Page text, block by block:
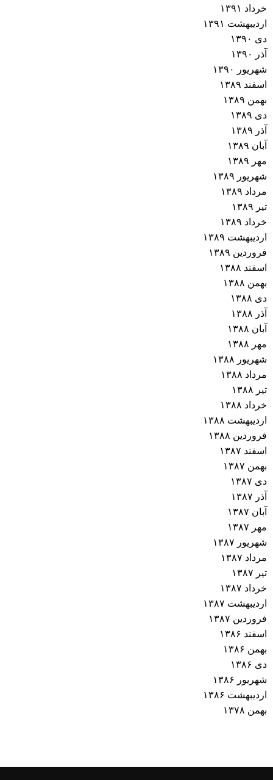
خرداد ۱۳۹۱
اردیبهشت ۱۳۹۱
دی ۱۳۹۰
آذر ۱۳۹۰
شهریور ۱۳۹۰
اسفند ۱۳۸۹
بهمن ۱۳۸۹
دی ۱۳۸۹
آذر ۱۳۸۹
آبان ۱۳۸۹
مهر ۱۳۸۹
شهریور ۱۳۸۹
مرداد ۱۳۸۹
تیر ۱۳۸۹
خرداد ۱۳۸۹
اردیبهشت ۱۳۸۹
فروردین ۱۳۸۹
اسفند ۱۳۸۸
بهمن ۱۳۸۸
دی ۱۳۸۸
آذر ۱۳۸۸
آبان ۱۳۸۸
مهر ۱۳۸۸
شهریور ۱۳۸۸
مرداد ۱۳۸۸
تیر ۱۳۸۸
خرداد ۱۳۸۸
اردیبهشت ۱۳۸۸
فروردین ۱۳۸۸
اسفند ۱۳۸۷
بهمن ۱۳۸۷
دی ۱۳۸۷
آذر ۱۳۸۷
آبان ۱۳۸۷
مهر ۱۳۸۷
شهریور ۱۳۸۷
مرداد ۱۳۸۷
تیر ۱۳۸۷
خرداد ۱۳۸۷
اردیبهشت ۱۳۸۷
فروردین ۱۳۸۷
اسفند ۱۳۸۶
بهمن ۱۳۸۶
دی ۱۳۸۶
شهریور ۱۳۸۶
اردیبهشت ۱۳۸۶
بهمن ۱۳۷۸